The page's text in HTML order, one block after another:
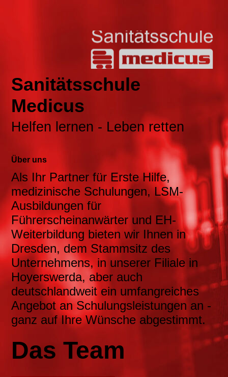
Sanitätsschule
Medicus
Helfen lernen - Leben retten
Über uns
Als Ihr Partner für Erste Hilfe,
medizinische Schulungen, LSM-
Ausbildungen für
Führerscheinanwärter und EH-
Weiterbildung bieten wir Ihnen in
Dresden, dem Stammsitz des
Unternehmens, in unserer Filiale in
Hoyerswerda, aber auch
deutschlandweit ein umfangreiches
Angebot an Schulungsleistungen an -
ganz auf Ihre Wünsche abgestimmt.
Das Team